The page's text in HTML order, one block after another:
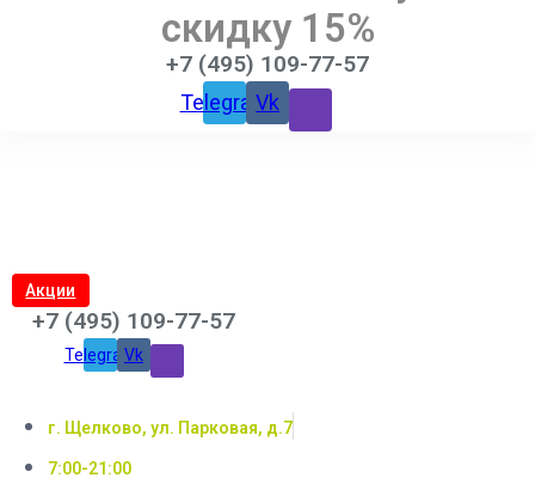
скидку 15%
+7 (495) 109-77-57
TelegramVk
Акции
+7 (495) 109-77-57
TelegramVk
г. Щелково, ул. Парковая, д.7
7:00-21:00